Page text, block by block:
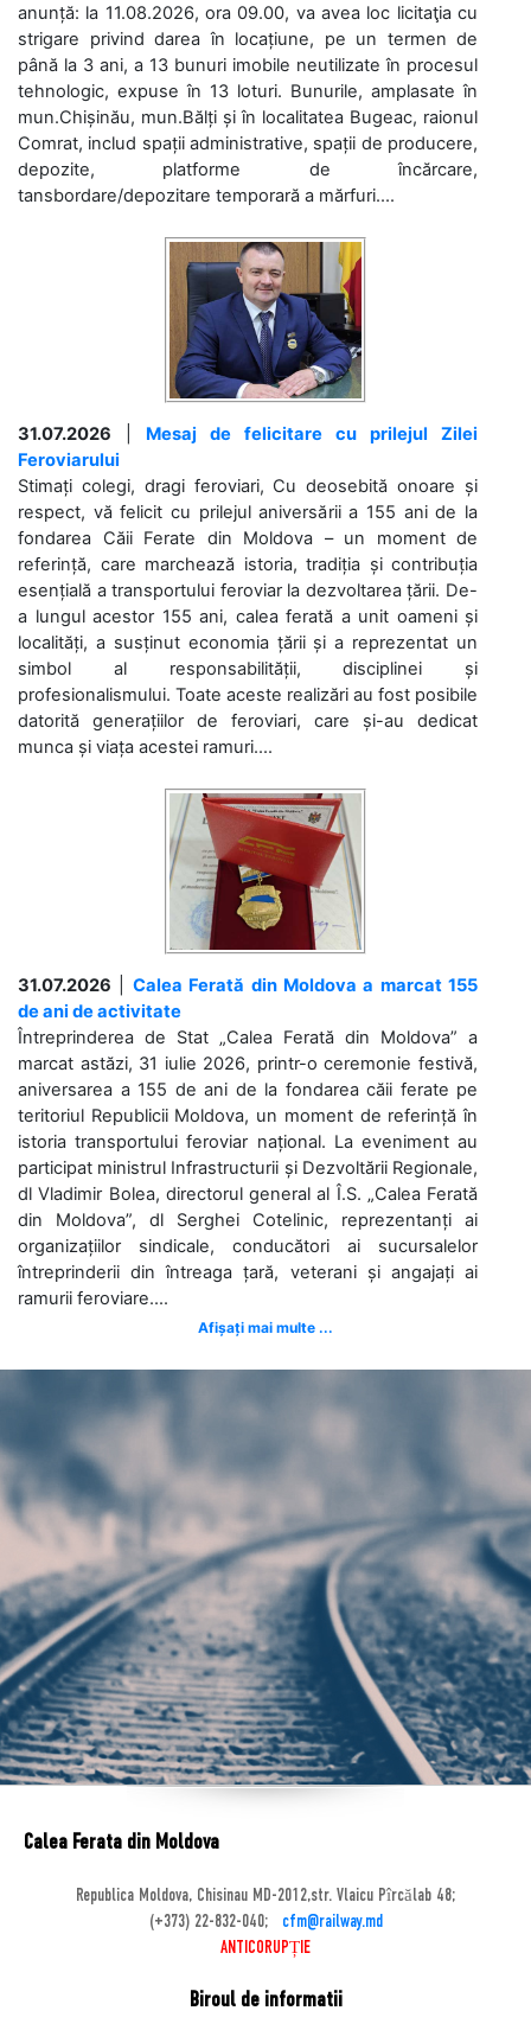
anunță: la 11.08.2026, ora 09.00, va avea loc licitaţia cu
strigare privind darea în locațiune, pe un termen de
până la 3 ani, a 13 bunuri imobile neutilizate în procesul
tehnologic, expuse în 13 loturi. Bunurile, amplasate în
mun.Chișinău, mun.Bălți și în localitatea Bugeac, raionul
Comrat, includ spații administrative, spații de producere,
depozite, platforme de încărcare,
tansbordare/depozitare temporară a mărfuri....
31.07.2026
Mesaj de felicitare cu prilejul Zilei
Feroviarului
Stimați colegi, dragi feroviari, Cu deosebită onoare și
respect, vă felicit cu prilejul aniversării a 155 ani de la
fondarea Căii Ferate din Moldova – un moment de
referință, care marchează istoria, tradiția și contribuția
esențială a transportului feroviar la dezvoltarea țării. De-
a lungul acestor 155 ani, calea ferată a unit oameni și
localități, a susținut economia țării și a reprezentat un
simbol al responsabilității, disciplinei și
profesionalismului. Toate aceste realizări au fost posibile
datorită generațiilor de feroviari, care și-au dedicat
munca și viața acestei ramuri....
31.07.2026
Calea Ferată din Moldova a marcat 155
de ani de activitate
Întreprinderea de Stat „Calea Ferată din Moldova” a
marcat astăzi, 31 iulie 2026, printr-o ceremonie festivă,
aniversarea a 155 de ani de la fondarea căii ferate pe
teritoriul Republicii Moldova, un moment de referință în
istoria transportului feroviar național. La eveniment au
participat ministrul Infrastructurii și Dezvoltării Regionale,
dl Vladimir Bolea, directorul general al Î.S. „Calea Ferată
din Moldova”, dl Serghei Cotelinic, reprezentanți ai
organizațiilor sindicale, conducători ai sucursalelor
întreprinderii din întreaga țară, veterani și angajați ai
ramurii feroviare....
Afișați mai multe ...
Calea Ferata din Moldova
Republica Moldova, Chisinau MD-2012,str. Vlaicu Pîrcălab 48;
(+373) 22-832-040;
cfm@railway.md
ANTICORUPȚIE
Biroul de informatii